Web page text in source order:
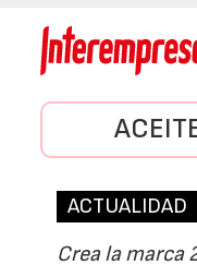
ACTUALIDAD
Crea la marca